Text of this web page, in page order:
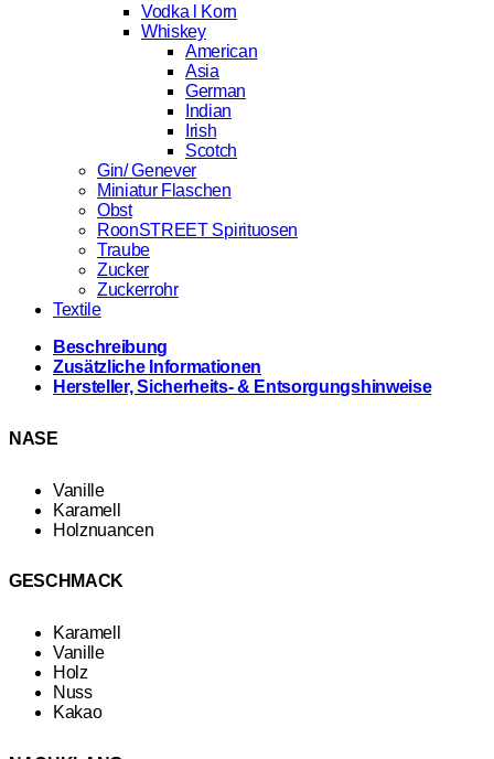
Vodka l Korn
Whiskey
American
Asia
German
Indian
Irish
Scotch
Gin/ Genever
Miniatur Flaschen
Obst
RoonSTREET Spirituosen
Traube
Zucker
Zuckerrohr
Textile
Beschreibung
Zusätzliche Informationen
Hersteller, Sicherheits- & Entsorgungshinweise
NASE
Vanille
Karamell
Holznuancen
GESCHMACK
Karamell
Vanille
Holz
Nuss
Kakao